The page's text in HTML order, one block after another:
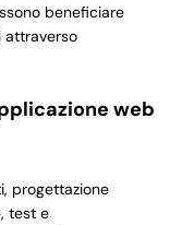
beneficiare
attraverso
web
progettazione
test e